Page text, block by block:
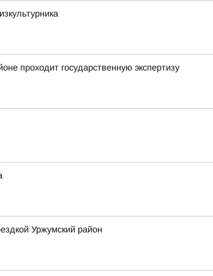
проходит государственную экспертизу
Уржумский район